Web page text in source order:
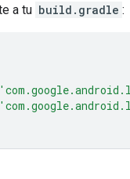
a tu build.gradle :